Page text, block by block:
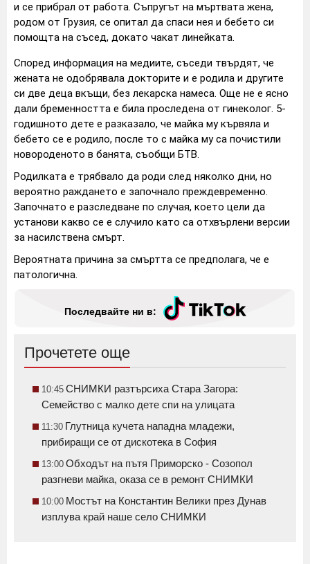
и се прибрал от работа. Съпругът на мъртвата жена,
родом от Грузия, се опитал да спаси нея и бебето си
помощта на съсед, докато чакат линейката.
Според информация на медиите, съседи твърдят, че
жената не одобрявала докторите и е родила и другите
си две деца вкъщи, без лекарска намеса. Още не е ясно
дали бременността е била проследена от гинеколог. 5-
годишното дете е разказало, че майка му кървяла и
бебето се е родило, после то с майка му са почистили
новороденото в банята, съобщи БТВ.
Родилката е трябвало да роди след няколко дни, но
вероятно раждането е започнало преждевременно.
Започнато е разследване по случая, което цели да
установи какво се е случило като са отхвърлени версии
за насилствена смърт.
Вероятната причина за смъртта се предполага, че е
патологична.
Последвайте ни в:
Прочетете още
10:45 СНИМКИ разтърсиха Стара Загора:
Семейство с малко дете спи на улицата
11:30 Глутница кучета нападна младежи,
прибиращи се от дискотека в София
13:00 Обходът на пътя Приморско - Созопол
разгневи майка, оказа се в ремонт СНИМКИ
10:00 Мостът на Константин Велики през Дунав
изплува край наше село СНИМКИ